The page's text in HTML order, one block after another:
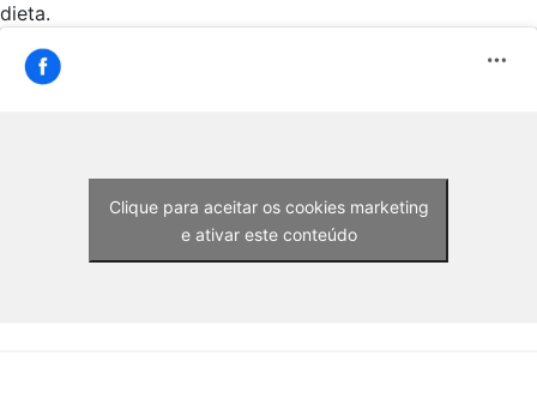
dieta.
Clique para aceitar os cookies marketing
e ativar este conteúdo